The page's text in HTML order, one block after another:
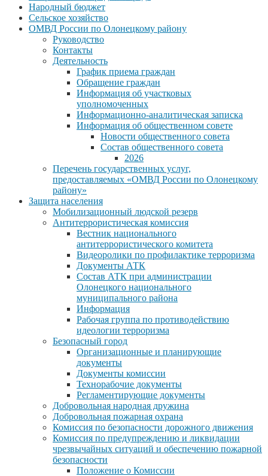
Народный бюджет
Сельское хозяйство
ОМВД России по Олонецкому району
Руководство
Контакты
Деятельность
График приема граждан
Обращение граждан
Информация об участковых
уполномоченных
Информационно-аналитическая записка
Информация об общественном совете
Новости общественного совета
Состав общественного совета
2026
Перечень государственных услуг,
предоставляемых «ОМВД России по Олонецкому
району»
Защита населения
Мобилизационный людской резерв
Антитеррористическая комиссия
Вестник национального
антитеррористического комитета
Видеоролики по профилактике терроризма
Документы АТК
Состав АТК при администрации
Олонецкого национального
муниципального района
Информация
Рабочая группа по противодействию
идеологии терроризма
Безопасный город
Организационные и планирующие
документы
Документы комиссии
Технорабочие документы
Регламентирующие документы
Добровольная народная дружина
Добровольная пожарная охрана
Комиссия по безопасности дорожного движения
Комиссия по предупреждению и ликвидации
чрезвычайных ситуаций и обеспечению пожарной
безопасности
Положение о Комиссии